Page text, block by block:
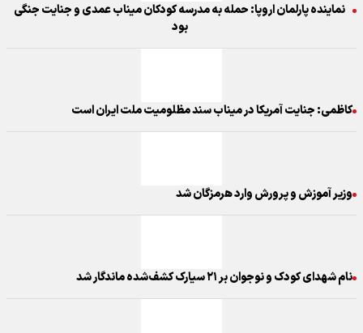
نماینده پارلمان اروپا: حمله به مدرسه کودکان میناب عمدی و جنایت جنگی
بود
کاظمی: جنایت آمریکا در میناب سند مظلومیت ملت ایران است
وزیر آموزش و پرورش وارد هرمزگان شد
نام شهدای کودک و نوجوان بر ۲۱ سیارک کشف‌شده ماندگار شد